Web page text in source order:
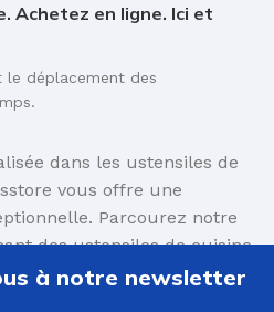
Achetez en ligne. Ici et
le déplacement des
dans les ustensiles de
vous offre une
Parcourez notre
des ustensiles de cuisine
élégants, conçus pour
Commandez en
à notre newsletter